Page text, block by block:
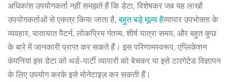
अधिकांश उपयोगकर्ता नहीं समझते हैं कि डेटा, विशेषकर जब यह लाखों
उपयोगकर्ताओं से एकत्र किया जाता है,बहुत बड़े मूल्य हैव्यापार उपभोक्ता के
व्यवहार, यातायात पैटर्न, लोकप्रिय गंतव्य, शीर्ष यात्रा समय, और बहुत कुछ
के बारे में जानकारी प्राप्त कर सकते हैं। इस परिणामस्वरूप, एप्लिकेशन
कंपनियां इस डेटा को थर्ड-पार्टी व्यापारों को बेचकर या इसे टारगेटेड विज्ञापन
के लिए उपयोग करके इसे मोनेटाइज़ कर सकती हैं।